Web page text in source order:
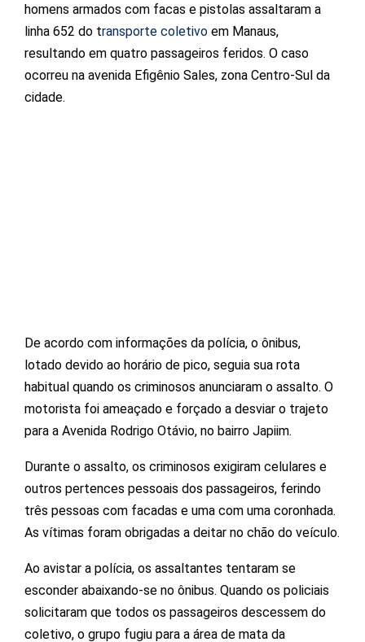
homens armados com facas e pistolas assaltaram a
linha 652 do transporte coletivo em Manaus,
resultando em quatro passageiros feridos. O caso
ocorreu na avenida Efigênio Sales, zona Centro-Sul da
cidade.
De acordo com informações da polícia, o ônibus,
lotado devido ao horário de pico, seguia sua rota
habitual quando os criminosos anunciaram o assalto. O
motorista foi ameaçado e forçado a desviar o trajeto
para a Avenida Rodrigo Otávio, no bairro Japiim.
Durante o assalto, os criminosos exigiram celulares e
outros pertences pessoais dos passageiros, ferindo
três pessoas com facadas e uma com uma coronhada.
As vítimas foram obrigadas a deitar no chão do veículo.
Ao avistar a polícia, os assaltantes tentaram se
esconder abaixando-se no ônibus. Quando os policiais
solicitaram que todos os passageiros descessem do
coletivo, o grupo fugiu para a área de mata da